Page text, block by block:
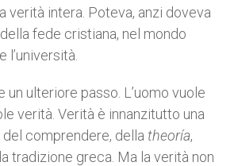
verità intera. Poteva, anzi doveva
fede cristiana, nel mondo
l’università.
un ulteriore passo. L’uomo vuole
verità. Verità è innanzitutto una
comprendere, della theoría,
tradizione greca. Ma la verità non